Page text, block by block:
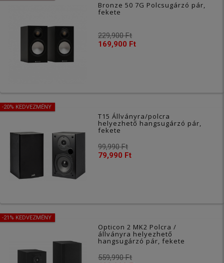
Bronze 50 7G Polcsugárzó pár,
fekete
229,900 Ft
169,900 Ft
-20% KEDVEZMÉNY
T15 Állványra/polcra
helyezhető hangsugárzó pár,
fekete
99,990 Ft
79,990 Ft
-21% KEDVEZMÉNY
Opticon 2 MK2 Polcra /
állványra helyezhető
hangsugárzó pár, fekete
559,990 Ft